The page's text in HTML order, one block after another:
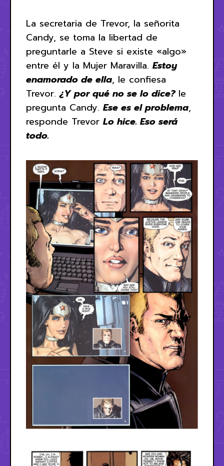
La secretaria de Trevor, la señorita
Candy, se toma la libertad de
preguntarle a Steve si existe «algo»
entre él y la Mujer Maravilla. Estoy
enamorado de ella, le confiesa
Trevor.¿Y por qué no se lo dice?le
pregunta Candy. Ese es el problema,
responde Trevor Lo hice. Eso será
todo.